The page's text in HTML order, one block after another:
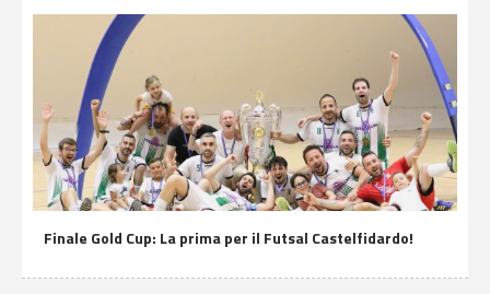
Finale Gold Cup: La prima per il Futsal Castelfidardo!